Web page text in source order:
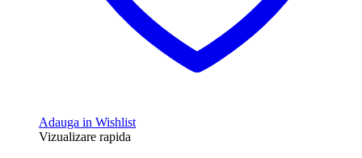
Adauga in Wishlist
Vizualizare rapida